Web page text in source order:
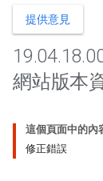
提供意見
19.04.18.
網站版本
這個頁面中的內
修正錯誤